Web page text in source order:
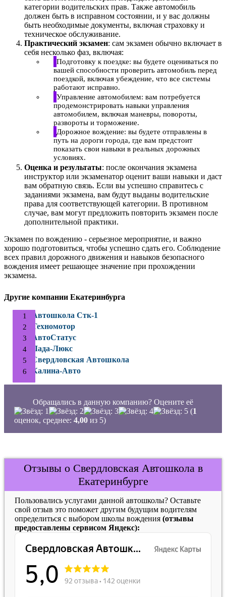
категории водительских прав. Также автомобиль
должен быть в исправном состоянии, и у вас должны
быть необходимые документы, включая страховку и
техническое обслуживание.
Практический экзамен: сам экзамен обычно включает в
себя несколько фаз, включая:
Подготовку к поездке: вы будете оцениваться по
вашей способности проверить автомобиль перед
поездкой, включая убеждение, что все системы
работают исправно.
Управление автомобилем: вам потребуется
продемонстрировать навыки управления
автомобилем, включая маневры, повороты,
развороты и торможение.
Дорожное вождение: вы будете отправлены в
путь на дороги города, где вам предстоит
показать свои навыки в реальных дорожных
условиях.
Оценка и результаты: после окончания экзамена
инструктор или экзаменатор оценит ваши навыки и даст
вам обратную связь. Если вы успешно справитесь с
заданиями экзамена, вам будут выданы водительские
права для соответствующей категории. В противном
случае, вам могут предложить повторить экзамен после
дополнительной практики.
Экзамен по вождению - серьезное мероприятие, и важно
хорошо подготовиться, чтобы успешно сдать его. Соблюдение
всех правил дорожного движения и навыков безопасного
вождения имеет решающее значение при прохождении
экзамена.
Другие компании Екатеринбурга
Автошкола Стк-1
Техномотор
АвтоСтатус
Лада-Люкс
Свердловская Автошкола
Калина-Авто
Обращались в данную компанию? Оцените её
(1
оценок, среднее: 4,00 из 5)
Отзывы о Свердловская Автошкола в
Екатеринбурге
Пользовались услугами данной автошколы? Оставьте
свой отзыв это поможет другим будущим водителям
определиться с выбором школы вождения (отзывы
предоставлены сервисом Яндекс):